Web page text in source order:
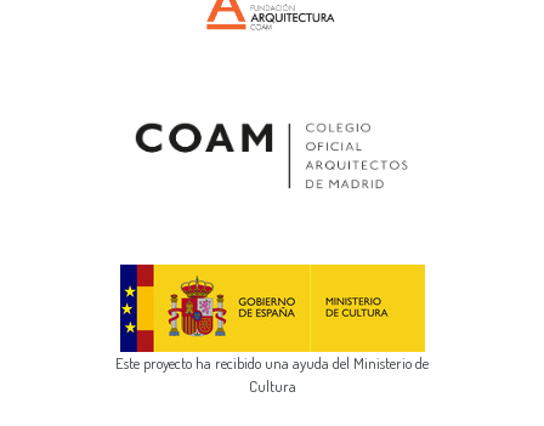
Este proyecto ha recibido una ayuda del Ministerio de
Cultura